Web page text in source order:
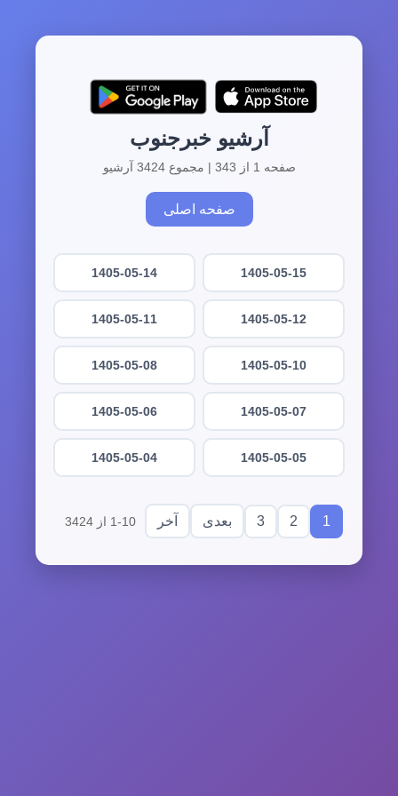
آرشیو خبرجنوب
صفحه 1 از 343 | مجموع 3424 آرشیو
صفحه اصلی
1405-05-15
1405-05-14
1405-05-12
1405-05-11
1405-05-10
1405-05-08
1405-05-07
1405-05-06
1405-05-05
1405-05-04
1
2
3 بعدی آخر 1-10 از 3424